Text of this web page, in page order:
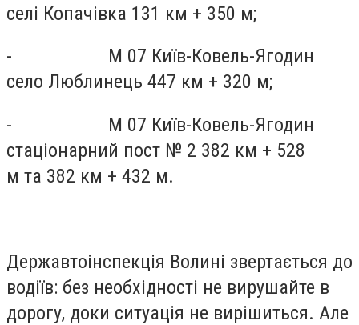
селі Копачівка 131 км + 350 м;
- М 07 Київ-Ковель-Ягодин
село Люблинець 447 км + 320 м;
- М 07 Київ-Ковель-Ягодин
стаціонарний пост № 2 382 км + 528
м та 382 км + 432 м.
Державтоінспекція Волині звертається до
водіїв: без необхідності не вирушайте в
дорогу, доки ситуація не вирішиться. Але